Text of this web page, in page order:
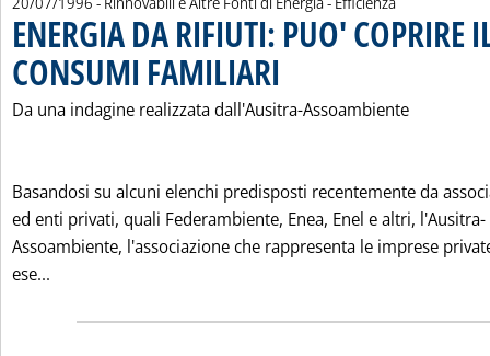
ENERGIA DA RIFIUTI: PUO' COPRIRE
CONSUMI FAMILIARI
Da una indagine realizzata dall'Ausitra-Assoambiente
Basandosi su alcuni elenchi predisposti recentemente da
ed enti privati, quali Federambiente, Enea, Enel e altri, l'Ausitra-
Assoambiente, l'associazione che rappresenta le imprese
ese...